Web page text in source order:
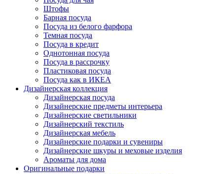
Штофы
Барная посуда
Посуда из белого фарфора
Темная посуда
Посуда в кредит
Однотонная посуда
Посуда в рассрочку
Пластиковая посуда
Посуда как в ИКЕА
Дизайнерская коллекция
Дизайнерская посуда
Дизайнерские предметы интерьера
Дизайнерские светильники
Дизайнерский текстиль
Дизайнерская мебель
Дизайнерские подарки и сувениры
Дизайнерские шкуры и меховые изделия
Ароматы для дома
Оригинальные подарки